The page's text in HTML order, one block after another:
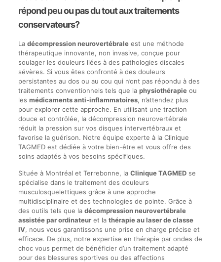
répond peu ou pas du tout aux traitements
conservateurs?
La décompression neurovertébraleest une méthode
thérapeutique innovante, non invasive, conçue pour
soulager les douleurs liées à des pathologies discales
sévères. Si vous êtes confronté à des douleurs
persistantes au dos ou au cou qui n’ont pas répondu à des
traitements conventionnels tels que la physiothérapieou
les médicaments anti-inflammatoires, n’attendez plus
pour explorer cette approche. En utilisant une traction
douce et contrôlée, la décompression neurovertébrale
réduit la pression sur vos disques intervertébraux et
favorise la guérison. Notre équipe experte à la Clinique
TAGMED est dédiée à votre bien-être et vous offre des
soins adaptés à vos besoins spécifiques.
Située à Montréal et Terrebonne, la Clinique TAGMEDse
spécialise dans le traitement des douleurs
musculosquelettiques grâce à une approche
multidisciplinaire et des technologies de pointe. Grâce à
des outils tels que la décompression neurovertébrale
assistée par ordinateuret la thérapie au laser de classe
IV, nous vous garantissons une prise en charge précise et
efficace. De plus, notre expertise en thérapie par ondes de
choc vous permet de bénéficier d’un traitement adapté
pour des blessures sportives ou des affections